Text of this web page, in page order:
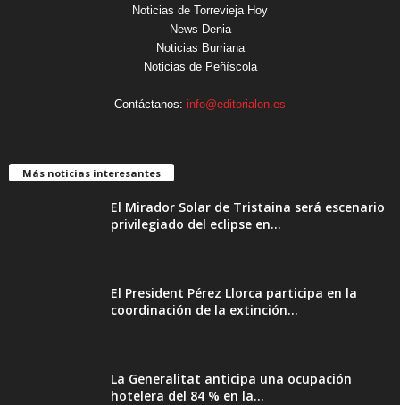
Noticias de Torrevieja Hoy
News Denia
Noticias Burriana
Noticias de Peñíscola
Contáctanos: info@editorialon.es
Más noticias interesantes
El Mirador Solar de Tristaina será escenario
privilegiado del eclipse en...
El President Pérez Llorca participa en la
coordinación de la extinción...
La Generalitat anticipa una ocupación
hotelera del 84 % en la...